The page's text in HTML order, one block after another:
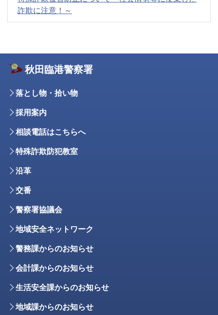
詐欺に注意！～
秋田臨港警察署
落とし物・拾い物
採用案内
相談電話はこちらへ
特殊詐欺防犯教室
沿革
交番
警察署協議会
地域安全ネットワーク
警務課からのお知らせ
会計課からのお知らせ
生活安全課からのお知らせ
地域課からのお知らせ